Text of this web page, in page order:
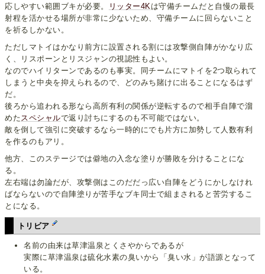
応しやすい範囲ブキが必要。
リッター4Kは守備チームだと自慢の最長
射程を活かせる場所が非常に少ないため、守備チームに回らないこと
を祈るしかない。
ただしマトイはかなり前方に設置される割には攻撃側自陣がかなり広
く、リスポーンとリスジャンの視認性もよい。
なのでハイリターンであるのも事実。同チームにマトイを2つ取られて
しまうと中央を抑えられるので、どのみち賭けに出ることになるはず
だ。
後ろから追われる形なら高所有利の関係が逆転するので相手自陣で溜
めたスペシャルで返り討ちにするのも不可能ではない。
敵を倒して強引に突破するなら一時的にでも片方に加勢して人数有利
を作るのもアリ。
他方、このステージでは僻地の入念な塗りが勝敗を分けることにな
る。
左右端は勿論だが、攻撃側はこのだだっ広い自陣をどうにかしなけれ
ばならないので自陣塗りが苦手なブキ同士で組まされると苦労するこ
とになる。
トリビア
名前の由来は草津温泉とくさやからであるが
実際に草津温泉は硫化水素の臭いから「臭い水」が語源となって
いる。